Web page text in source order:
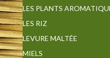
LES PLANTS
LES RIZ
LEVURE MALTÉE
MIELS